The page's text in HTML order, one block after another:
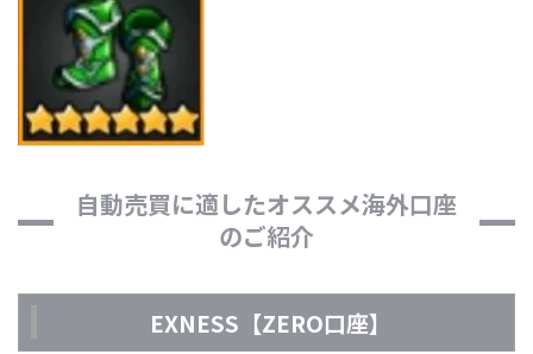
自動売買に適したオススメ海外口座
のご紹介
EXNESS【ZERO口座】